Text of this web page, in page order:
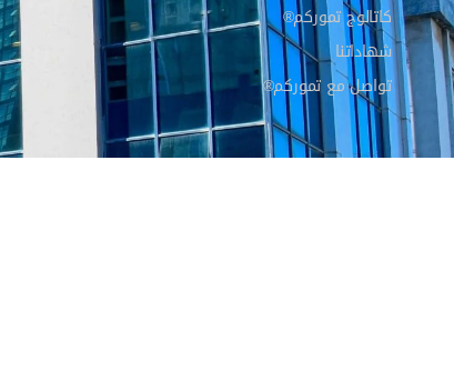
كاتالوج تموركم®
شهاداتنا
تواصل مع تموركم®